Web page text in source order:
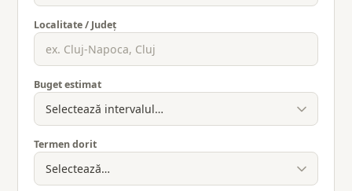
Localitate / Județ
Buget estimat
Termen dorit